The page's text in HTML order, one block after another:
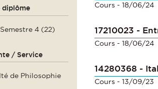
diplôme
4 (22)
/ Service
de Philosophie
Cours - 18/06/24
17210023 -
Cours - 18/06/24
14280368 -
Cours - 13/09/23